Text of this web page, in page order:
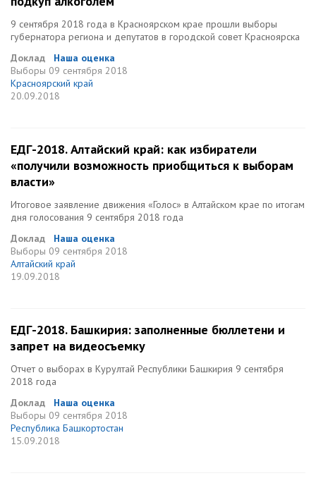
9 сентября 2018 года в Красноярском крае прошли выборы
губернатора региона и депутатов в городской совет Красноярска
Доклад
Наша оценка
Выборы 09 сентября 2018
Красноярский край
20.09.2018
ЕДГ-2018. Алтайский край: как избиратели
«получили возможность приобщиться к выборам
власти»
Итоговое заявление движения «Голос» в Алтайском крае по итогам
дня голосования 9 сентября 2018 года
Доклад
Наша оценка
Выборы 09 сентября 2018
Алтайский край
19.09.2018
ЕДГ-2018. Башкирия: заполненные бюллетени и
запрет на видеосъемку
Отчет о выборах в Курултай Республики Башкирия 9 сентября
2018 года
Доклад
Наша оценка
Выборы 09 сентября 2018
Республика Башкортостан
15.09.2018